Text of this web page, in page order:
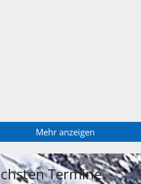
Mehr anzeigen
Termine